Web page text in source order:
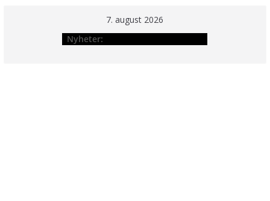
7. august 2026
Nyheter: